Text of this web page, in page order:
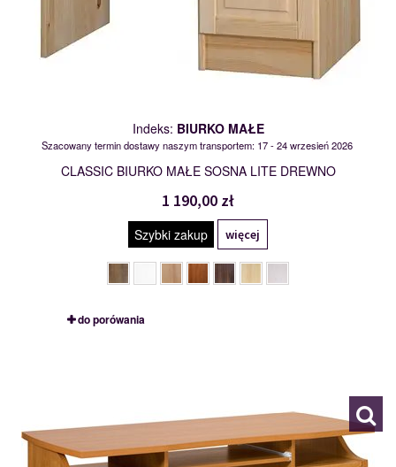
Indeks: BIURKO MAŁE
Szacowany termin dostawy naszym transportem: 17 - 24 wrzesień 2026
CLASSIC BIURKO MAŁE SOSNA LITE DREWNO
1 190,00 zł
Szybki zakup więcej
do porówania